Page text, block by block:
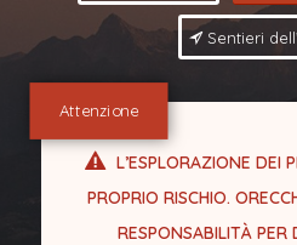
Sentieri
Attenzione
L’ESPLORAZIONE DEI
PROPRIO RISCHIO.
RESPONSABILITÀ PER